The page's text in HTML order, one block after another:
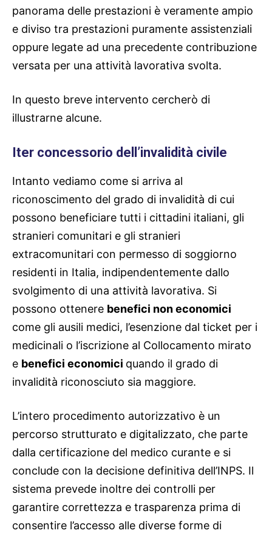
panorama delle prestazioni è veramente ampio
e diviso tra prestazioni puramente assistenziali
oppure legate ad una precedente contribuzione
versata per una attività lavorativa svolta.
In questo breve intervento cercherò di
illustrarne alcune.
Iter concessorio dell’invalidità civile
Intanto vediamo come si arriva al
riconoscimento del grado di invalidità di cui
possono beneficiare tutti i cittadini italiani, gli
stranieri comunitari e gli stranieri
extracomunitari con permesso di soggiorno
residenti in Italia, indipendentemente dallo
svolgimento di una attività lavorativa. Si
possono ottenere benefici non economici
come gli ausili medici, l’esenzione dal ticket per i
medicinali o l’iscrizione al Collocamento mirato
e benefici economici quando il grado di
invalidità riconosciuto sia maggiore.
L’intero procedimento autorizzativo è un
percorso strutturato e digitalizzato, che parte
dalla certificazione del medico curante e si
conclude con la decisione definitiva dell’INPS. Il
sistema prevede inoltre dei controlli per
garantire correttezza e trasparenza prima di
consentire l’accesso alle diverse forme di